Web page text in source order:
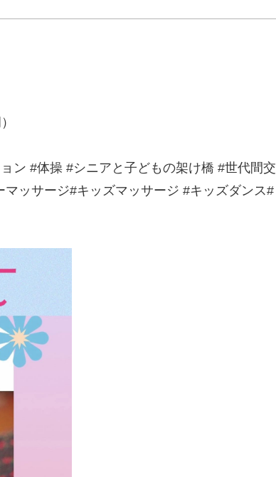
ン #体操 #シニアと子どもの架け橋 #世代間交
ッサージ#キッズマッサージ #キッズダンス#